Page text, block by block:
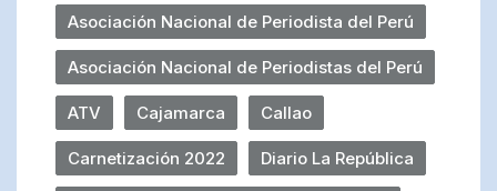
Asociación Nacional de Periodista del Perú
Asociación Nacional de Periodistas del Perú
ATV Cajamarca Callao
Carnetización 2022 Diario La República